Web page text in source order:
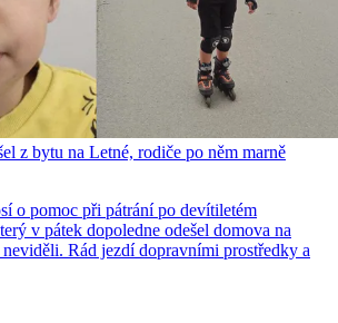
z bytu na Letné, rodiče po něm marně
o pomoc při pátrání po devítiletém
v pátek dopoledne odešel domova na
Rád jezdí dopravními prostředky a